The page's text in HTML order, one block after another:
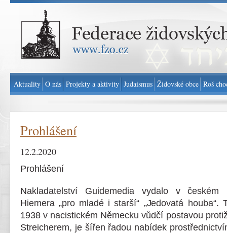
Federace židovských obcí v ČR - www.fzo.cz
Prohlášení
12.2.2020
Prohlášení
Nakladatelství Guidemedia vydalo v českém
Hiemera „pro mladé i starší“ „Jedovatá houba“.
1938 v nacistickém Německu vůdčí postavou
Streicherem, je šířen řadou nabídek
Aktuality O nás Projekty a aktivity Judaismus Židovské obce Roš